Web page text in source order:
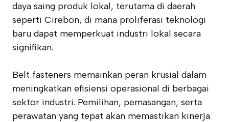
daya saing produk lokal, terutama di daerah
seperti Cirebon, di mana proliferasi teknologi
baru dapat memperkuat industri lokal secara
signifikan.
Belt fasteners memainkan peran krusial dalam
meningkatkan efisiensi operasional di berbagai
sektor industri. Pemilihan, pemasangan, serta
perawatan yang tepat akan memastikan kinerja